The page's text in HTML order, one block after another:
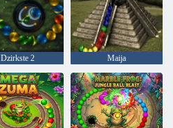
Dzirkste 2 Maija